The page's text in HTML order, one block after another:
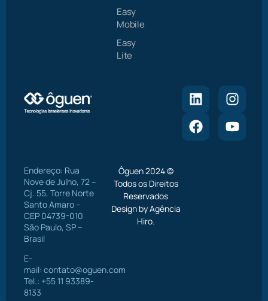
Easy
Mobile
Easy
Lite
Endereço: Rua
Nove de Julho, 72 –
Cj. 55, Torre Norte
Santo Amaro –
CEP 04739-010
São Paulo, SP –
Brasil
E-
mail: contato@oguen.com
Tel.: +55 11 93389-
8133
Ôguen 2024 ©
Todos os Direitos
Reservados
Design by Agência
Hiro.